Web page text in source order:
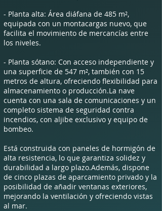
- Planta alta: Área diáfana de 485 m²,
equipada con un montacargas nuevo, que
facilita el movimiento de mercancías entre
los niveles.
- Planta sótano: Con acceso independiente y
una superficie de 547 m², también con 15
metros de altura, ofreciendo flexibilidad para
almacenamiento o producción.La nave
cuenta con una sala de comunicaciones y un
completo sistema de seguridad contra
incendios, con aljibe exclusivo y equipo de
bombeo.
Está construida con paneles de hormigón de
alta resistencia, lo que garantiza solidez y
durabilidad a largo plazo.Además, dispone
de cinco plazas de aparcamiento privado y la
posibilidad de añadir ventanas exteriores,
mejorando la ventilación y ofreciendo vistas
al mar.